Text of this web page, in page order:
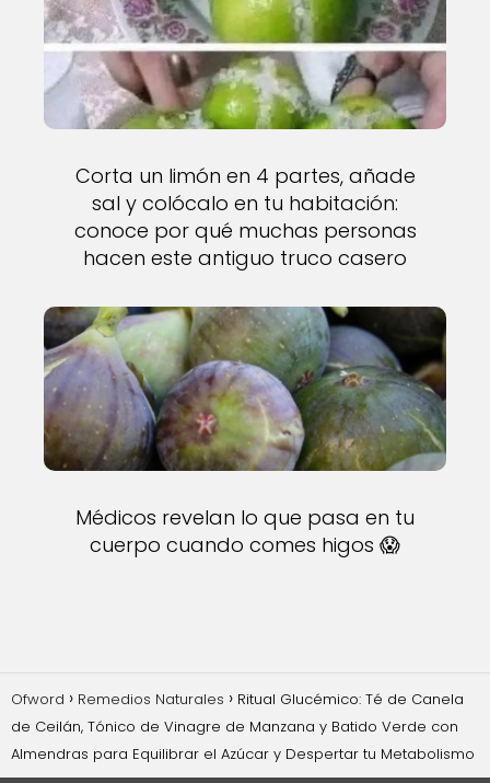
Corta un limón en 4 partes, añade
sal y colócalo en tu habitación:
conoce por qué muchas personas
hacen este antiguo truco casero
Médicos revelan lo que pasa en tu
cuerpo cuando comes higos 😱
Ofword Remedios Naturales
Ritual Glucémico: Té de Canela
de Ceilán, Tónico de Vinagre de Manzana y Batido Verde con
Almendras para Equilibrar el Azúcar y Despertar tu Metabolismo